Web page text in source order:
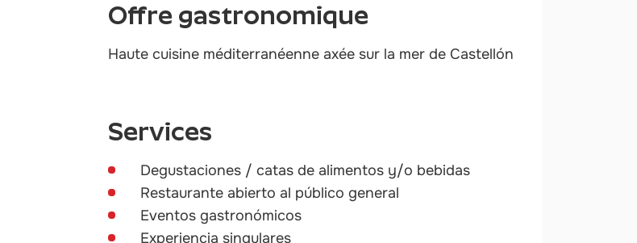
Offre gastronomique
Haute cuisine méditerranéenne axée sur la mer de Castellón
Services
Degustaciones / catas de alimentos y/o bebidas
Restaurante abierto al público general
Eventos gastronómicos
Experiencia singulares